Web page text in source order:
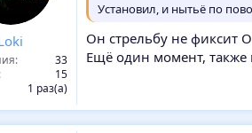
33
15
1 раз(а)
Установил, и нытьё по
Он стрельбу не фиксит
Ещё один момент, также